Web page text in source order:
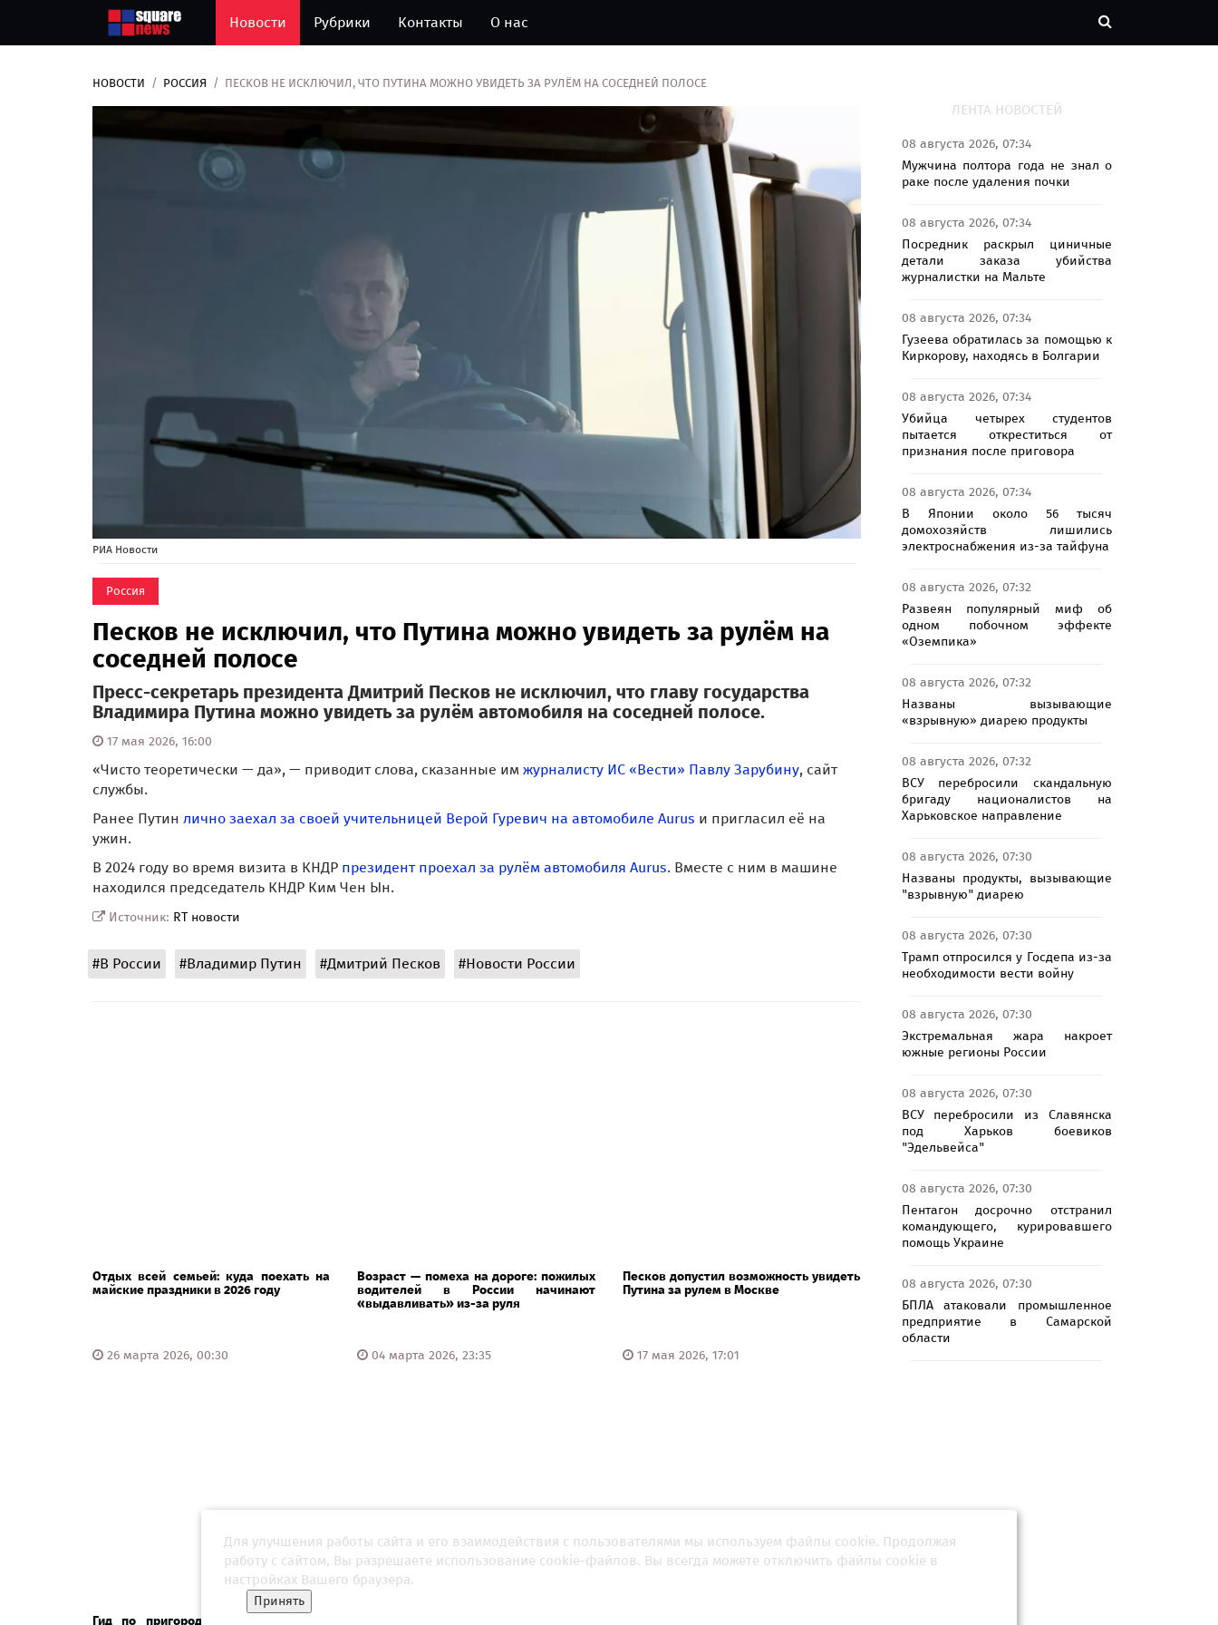
Новости Рубрики Контакты О нас
НОВОСТИ РОССИЯ ПЕСКОВ НЕ ИСКЛЮЧИЛ, ЧТО ПУТИНА МОЖНО УВИДЕТЬ ЗА РУЛЁМ НА СОСЕДНЕЙ ПОЛОСЕ
РИА Новости
Россия
Песков не исключил, что Путина можно увидеть за рулём на
соседней полосе
Пресс-секретарь президента Дмитрий Песков не исключил, что главу государства
Владимира Путина можно увидеть за рулём автомобиля на соседней полосе.
17 мая 2026, 16:00
«Чисто теоретически — да», — приводит слова, сказанные им журналисту ИС «Вести» Павлу Зарубину, сайт
службы.
Ранее Путин лично заехал за своей учительницей Верой Гуревич на автомобиле Aurus и пригласил её на
ужин.
В 2024 году во время визита в КНДР президент проехал за рулём автомобиля Aurus. Вместе с ним в машине
находился председатель КНДР Ким Чен Ын.
Источник: RT новости
#В России #Владимир Путин #Дмитрий Песков #Новости России
Отдых всей семьей: куда поехать на
майские праздники в 2026 году
26 марта 2026, 00:30
Возраст — помеха на дороге: пожилых
водителей в России начинают
«выдавливать» из-за руля
04 марта 2026, 23:35
Песков допустил возможность увидеть
Путина за рулем в Москве
17 мая 2026, 17:01
Гид по пригородам Петербурга: что
ЛЕНТА НОВОСТЕЙ
08 августа 2026, 07:34
Мужчина полтора года не знал о
раке после удаления почки
08 августа 2026, 07:34
Посредник раскрыл циничные
детали заказа убийства
журналистки на Мальте
08 августа 2026, 07:34
Гузеева обратилась за помощью к
Киркорову, находясь в Болгарии
08 августа 2026, 07:34
Убийца четырех студентов
пытается откреститься от
признания после приговора
08 августа 2026, 07:34
В Японии около 56 тысяч
домохозяйств лишились
электроснабжения из-за тайфуна
08 августа 2026, 07:32
Развеян популярный миф об
одном побочном эффекте
«Оземпика»
08 августа 2026, 07:32
Названы вызывающие
«взрывную» диарею продукты
08 августа 2026, 07:32
ВСУ перебросили скандальную
бригаду националистов на
Харьковское направление
08 августа 2026, 07:30
Названы продукты, вызывающие
"взрывную" диарею
08 августа 2026, 07:30
Трамп отпросился у Госдепа из-за
необходимости вести войну
08 августа 2026, 07:30
Экстремальная жара накроет
южные регионы России
08 августа 2026, 07:30
ВСУ перебросили из Славянска
под Харьков боевиков
"Эдельвейса"
08 августа 2026, 07:30
Пентагон досрочно отстранил
командующего, курировавшего
помощь Украине
08 августа 2026, 07:30
БПЛА атаковали промышленное
предприятие в Самарской
области
Для улучшения работы сайта и его взаимодействия с пользователями мы используем файлы cookie. Продолжая
работу с сайтом, Вы разрешаете использование cookie-файлов. Вы всегда можете отключить файлы cookie в
настройках Вашего браузера.
Принять